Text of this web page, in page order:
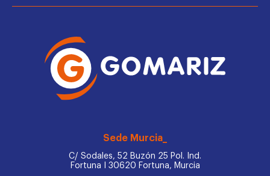
Sede Murcia_
C/ Sodales, 52 Buzón 25 Pol. Ind.
Fortuna I 30620 Fortuna, Murcia